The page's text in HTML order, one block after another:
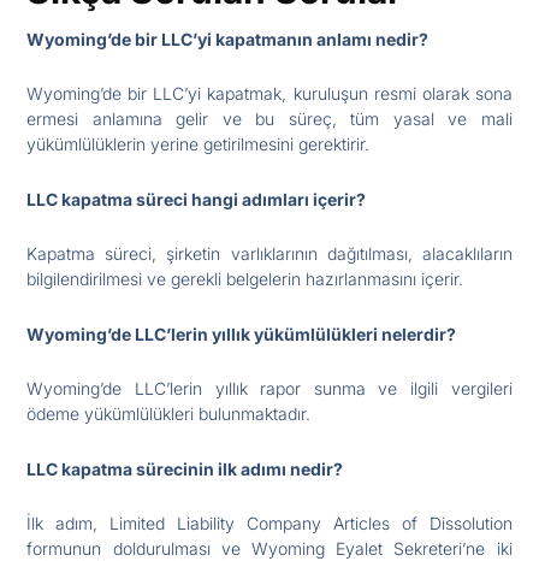
Wyoming’de bir LLC’yi kapatmanın anlamı nedir?
Wyoming’de bir LLC’yi kapatmak, kuruluşun resmi olarak sona
ermesi anlamına gelir ve bu süreç, tüm yasal ve mali
yükümlülüklerin yerine getirilmesini gerektirir.
LLC kapatma süreci hangi adımları içerir?
Kapatma süreci, şirketin varlıklarının dağıtılması, alacaklıların
bilgilendirilmesi ve gerekli belgelerin hazırlanmasını içerir.
Wyoming’de LLC’lerin yıllık yükümlülükleri nelerdir?
Wyoming’de LLC’lerin yıllık rapor sunma ve ilgili vergileri
ödeme yükümlülükleri bulunmaktadır.
LLC kapatma sürecinin ilk adımı nedir?
İlk adım, Limited Liability Company Articles of Dissolution
formunun doldurulması ve Wyoming Eyalet Sekreteri’ne iki